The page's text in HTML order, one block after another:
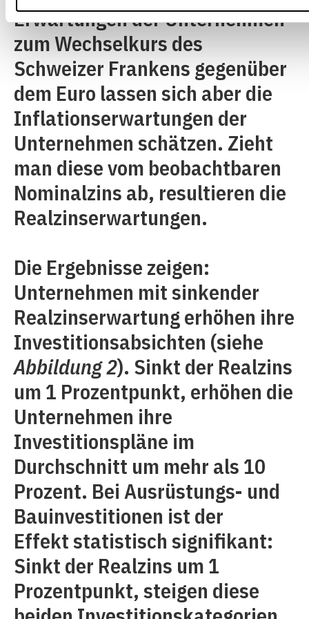
Erwartungen der Unternehmen
zum Wechselkurs des
Schweizer Frankens gegenüber
dem Euro lassen sich aber die
Inflationserwartungen der
Unternehmen schätzen. Zieht
man diese vom beobachtbaren
Nominalzins ab, resultieren die
Realzinserwartungen.
Die Ergebnisse zeigen:
Unternehmen mit sinkender
Realzinserwartung erhöhen ihre
Investitionsabsichten (siehe
Abbildung 2). Sinkt der Realzins
um 1 Prozentpunkt, erhöhen die
Unternehmen ihre
Investitionspläne im
Durchschnitt um mehr als 10
Prozent. Bei Ausrüstungs- und
Bauinvestitionen ist der
Effekt statistisch signifikant:
Sinkt der Realzins um 1
Prozentpunkt, steigen diese